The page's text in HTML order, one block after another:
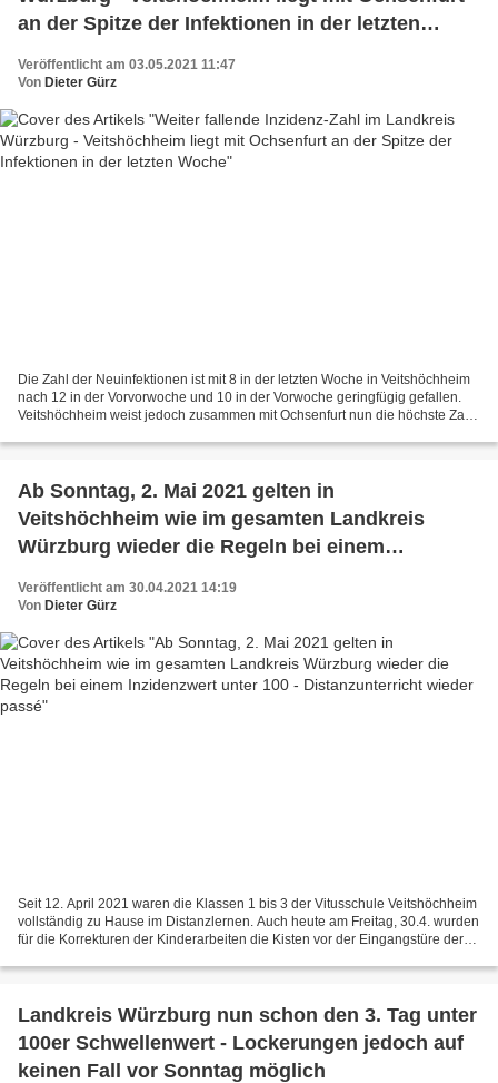
an der Spitze der Infektionen in der letzten
Veröffentlicht am 03.05.2021 11:47
Von Dieter Gürz
Die Zahl der Neuinfektionen ist mit 8 in der letzten Woche in Veitshöchheim
nach 12 in der Vorvorwoche und 10 in der Vorwoche geringfügig gefallen.
Veitshöchheim weist jedoch zusammen mit Ochsenfurt nun die höchste Zahl
Ab Sonntag, 2. Mai 2021 gelten in
Veitshöchheim wie im gesamten Landkreis
Würzburg wieder die Regeln bei einem
wieder passé
Veröffentlicht am 30.04.2021 14:19
Von Dieter Gürz
Seit 12. April 2021 waren die Klassen 1 bis 3 der Vitusschule Veitshöchheim
vollständig zu Hause im Distanzlernen. Auch heute am Freitag, 30.4. wurden
für die Korrekturen der Kinderarbeiten die Kisten vor der Eingangstüre der
Landkreis Würzburg nun schon den 3. Tag unter
100er Schwellenwert - Lockerungen jedoch auf
keinen Fall vor Sonntag möglich